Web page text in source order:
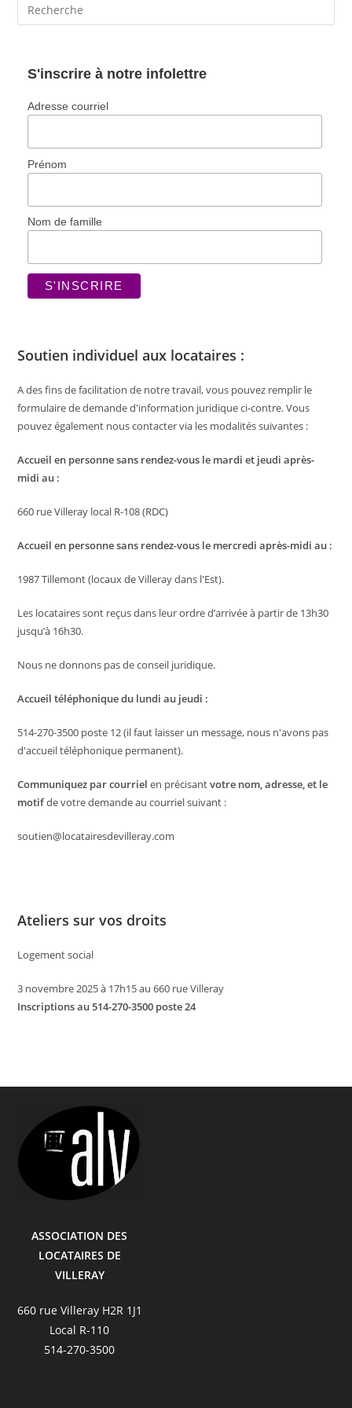
S'inscrire à notre infolettre
Adresse courriel
Prénom
Nom de famille
Soutien individuel aux locataires :
A des fins de facilitation de notre travail, vous pouvez remplir le
formulaire de demande d'information juridique ci-contre. Vous
pouvez également nous contacter via les modalités suivantes :
Accueil en personne sans rendez-vous le mardi et jeudi après-
midi au :
660 rue Villeray local R-108 (RDC)
Accueil en personne sans rendez-vous le mercredi après-midi au :
1987 Tillemont (locaux de Villeray dans l'Est).
Les locataires sont reçus dans leur ordre d’arrivée à partir de 13h30
jusqu’à 16h30.
Nous ne donnons pas de conseil juridique.
Accueil téléphonique du lundi au jeudi :
514-270-3500 poste 12 (il faut laisser un message, nous n'avons pas
d'accueil téléphonique permanent).
Communiquez par courriel en précisantvotre nom, adresse, et le
motifde votre demande au courriel suivant :
soutien@locatairesdevilleray.com
Ateliers sur vos droits
Logement social
3 novembre 2025 à 17h15 au 660 rue Villeray
Inscriptions au 514-270-3500 poste 24
ASSOCIATION DES
LOCATAIRES DE
VILLERAY
660 rue Villeray H2R 1J1
Local R-110
514-270-3500